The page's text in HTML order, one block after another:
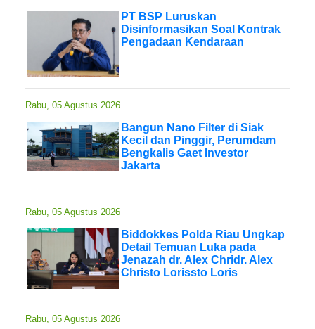
PT BSP Luruskan
Disinformasikan Soal Kontrak
Pengadaan Kendaraan
Rabu, 05 Agustus 2026
Bangun Nano Filter di Siak
Kecil dan Pinggir, Perumdam
Bengkalis Gaet Investor
Jakarta
Rabu, 05 Agustus 2026
Biddokkes Polda Riau Ungkap
Detail Temuan Luka pada
Jenazah dr. Alex Chridr. Alex
Christo Lorissto Loris
Rabu, 05 Agustus 2026